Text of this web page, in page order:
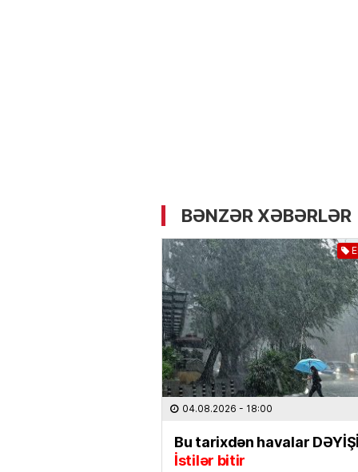
BƏNZƏR XƏBƏRLƏR
04.08.2026 - 18:00
Bu tarixdən havalar
İstilər bitir